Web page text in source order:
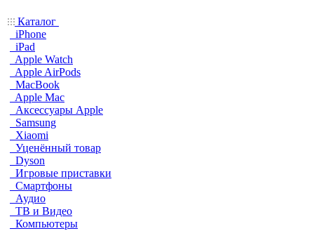
Каталог
iPhone
iPad
Apple Watch
Apple AirPods
MacBook
Apple Mac
Аксессуары Apple
Samsung
Xiaomi
Уценённый товар
Dyson
Игровые приставки
Смартфоны
Аудио
ТВ и Видео
Компьютеры